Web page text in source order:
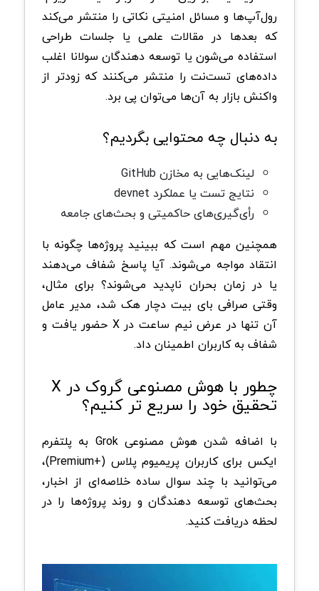
رول‌آپ‌ها و مسائل امنیتی نکاتی را منتشر می‌کند
که بعدها در مقالات علمی یا جلسات طراحی
استفاده می‌شون یا توسعه دهندگان سولانا اغلب
داده‌های تست‌نت را منتشر می‌کنند که زودتر از
واکنش بازار به آن‌ها می‌توان پی برد.
به دنبال چه محتوایی بگردیم؟
لینک‌هایی به مخازن GitHub
نتایج تست یا عملکرد devnet
رأی‌گیری‌های حاکمیتی و بحث‌های جامعه
همچنین مهم است که ببینید پروژه‌ها چگونه با
انتقاد مواجه می‌شوند. آیا پاسخ شفاف می‌دهند
یا در زمان بحران ناپدید می‌شوند؟ برای مثال،
وقتی صرافی بای بیت دچار هک شد، مدیر عامل
آن تنها در عرض نیم ساعت در X حضور یافت و
شفاف به کاربران اطمینان داد.
چطور با هوش مصنوعی گروک در X
تحقیق خود را سریع تر کنیم؟
با اضافه شدن هوش مصنوعی Grok به پلتفرم
ایکس برای کاربران پریمیوم پلاس (+Premium)،
می‌توانید با چند سوال ساده خلاصه‌ای از اخبار،
بحث‌های توسعه‌ دهندگان و روند پروژه‌ها را در
لحظه دریافت کنید.